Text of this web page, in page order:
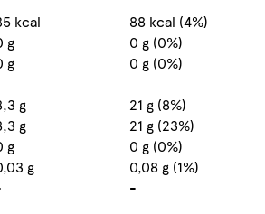
kcal
88 kcal (4%)
g
0 g (0%)
g
0 g (0%)
g
21 g (8%)
g
21 g (23%)
g
0 g (0%)
g
0,08 g (1%)
-